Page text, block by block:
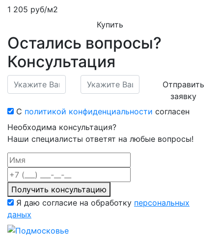
1 205 руб/м2
Купить
Остались вопросы?
Консультация
Отправить
заявку
С политикой конфиденциальности согласен
Необходима консультация?
Наши специалисты ответят на любые вопросы!
Получить консультацию
Я даю согласие на обработку персональных
даных